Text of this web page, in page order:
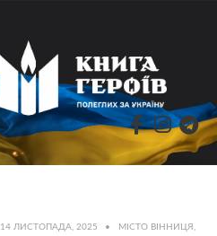
14 ЛИСТОПАДА, 2025 • МІСТО ВІННИЦЯ ,